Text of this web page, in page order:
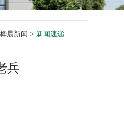
桦晨新闻 > 新闻速递
兵